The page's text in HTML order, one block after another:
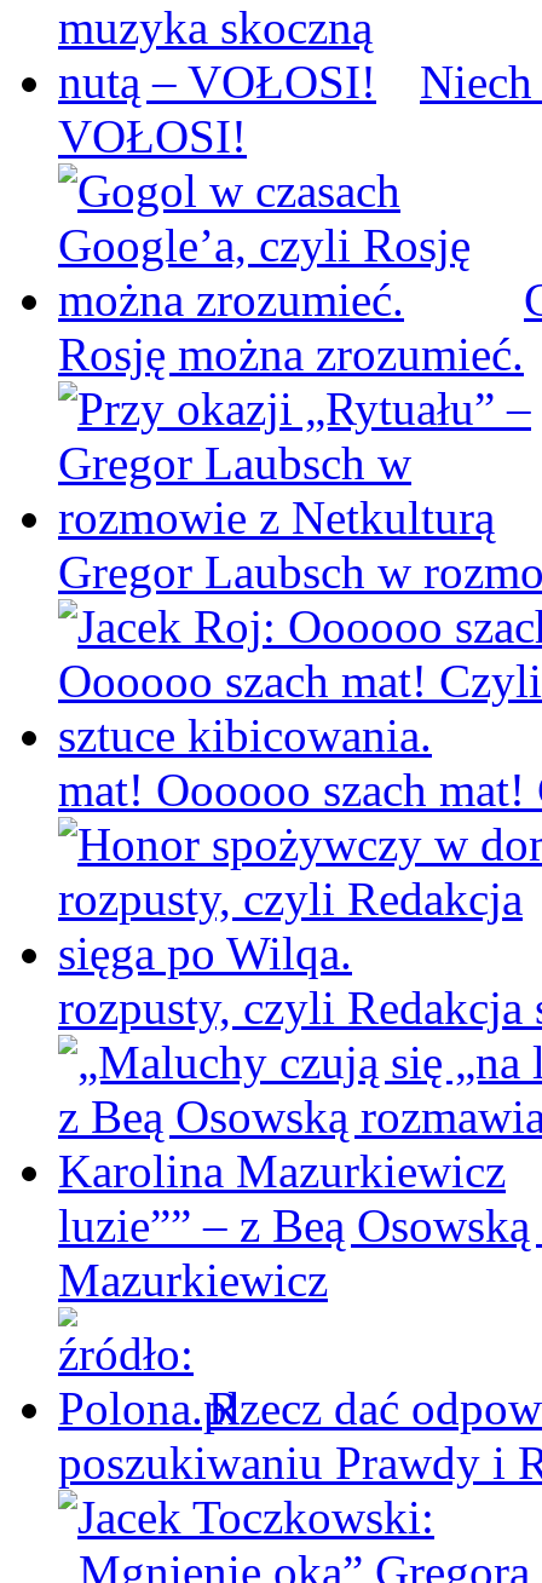
VOŁOSI!
Rosję można zrozumieć.
Gregor Laubsch w
mat! Oooooo szach
rozpusty, czyli Redakcja
luzie”” – z Beą
Mazurkiewicz
Rzecz dać
poszukiwaniu Prawdy i